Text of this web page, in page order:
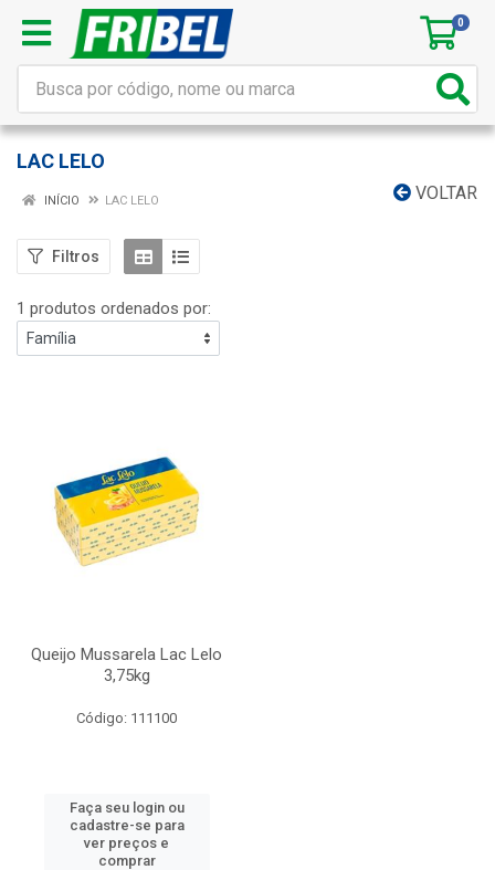
0
LAC LELO
VOLTAR
INÍCIO LAC LELO
Filtros
1 produtos ordenados por:
Queijo Mussarela Lac Lelo
3,75kg
Código: 111100
Faça seu login ou
cadastre-se para
ver preços e
comprar